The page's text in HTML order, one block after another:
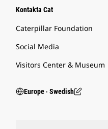
Kontakta Cat
Caterpillar Foundation
Social Media
Visitors Center & Museum
Europe ‧ Swedish